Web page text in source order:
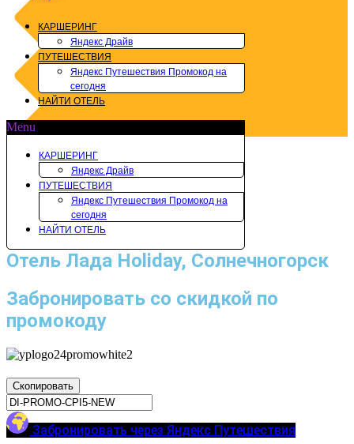
КАРШЕРИНГ
Яндекс Драйв
ПУТЕШЕСТВИЯ
Яндекс Путешествия Промокод на
сегодня
НАЙТИ ОТЕЛЬ
Menu
КАРШЕРИНГ
Яндекс Драйв
ПУТЕШЕСТВИЯ
Яндекс Путешествия Промокод на
сегодня
НАЙТИ ОТЕЛЬ
Отель Лада Holiday, Солнечногорск
Забронировать со скидкой по
промокоду
Скопировать
Забронировать через Яндекс Путешествия